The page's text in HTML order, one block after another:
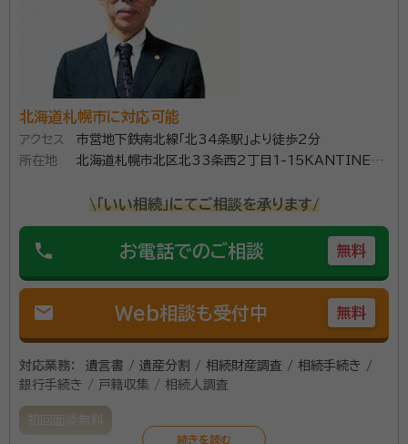
北海道行政書士会
北海道札幌市に対応可能
アクセス
市営地下鉄南北線「北34条駅」より徒歩2分
所在地
北海道札幌市北区北33条西2丁目1-15KANTINE：2
\「いい相続」にてご相談を承ります/
phone お電話でのご相談 無料
mail Web相談も受付中 無料
対応業務：
遺言書 / 遺産分割 / 相続財産調査 / 相続手続き /
銀行手続き / 戸籍収集 / 相続人調査
初回面談無料